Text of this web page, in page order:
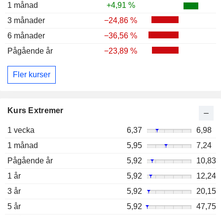
1 månad
+4,91 %
3 månader
−24,86 %
6 månader
−36,56 %
Pågående år
−23,89 %
Fler kurser
Kurs Extremer
1 vecka 6,37
6,98
1 månad
5,95
7,24
Pågående år
5,92
10,83
1 år
5,92
12,24
3 år
5,92
20,15
5 år
5,92
47,75